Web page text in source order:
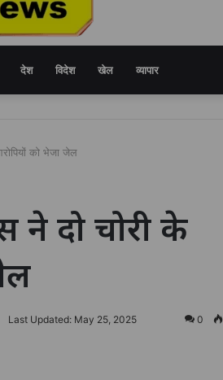
देश विदेश खेल व्यापार
को भेजा जेल
ने दो चोरी के
Last Updated: May 25, 2025 0